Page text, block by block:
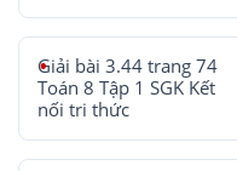
Giải bài 3.44 trang 74
Toán 8 Tập 1 SGK Kết
nối tri thức